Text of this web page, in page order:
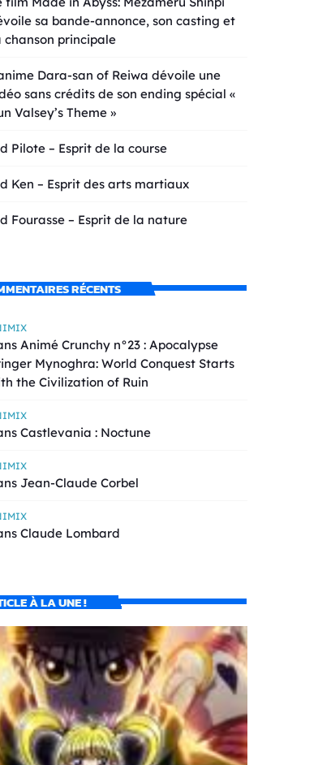
sa bande-annonce, son casting et
chanson principale
Dara-san of Reiwa dévoile une
sans crédits de son ending spécial «
Valsey’s Theme »
Pilote – Esprit de la course
Ken – Esprit des arts martiaux
Fourasse – Esprit de la nature
RÉCENTS
Animé Crunchy n°23 : Apocalypse
Mynoghra: World Conquest Starts
the Civilization of Ruin
Castlevania : Noctune
Jean-Claude Corbel
Claude Lombard
À LA UNE !